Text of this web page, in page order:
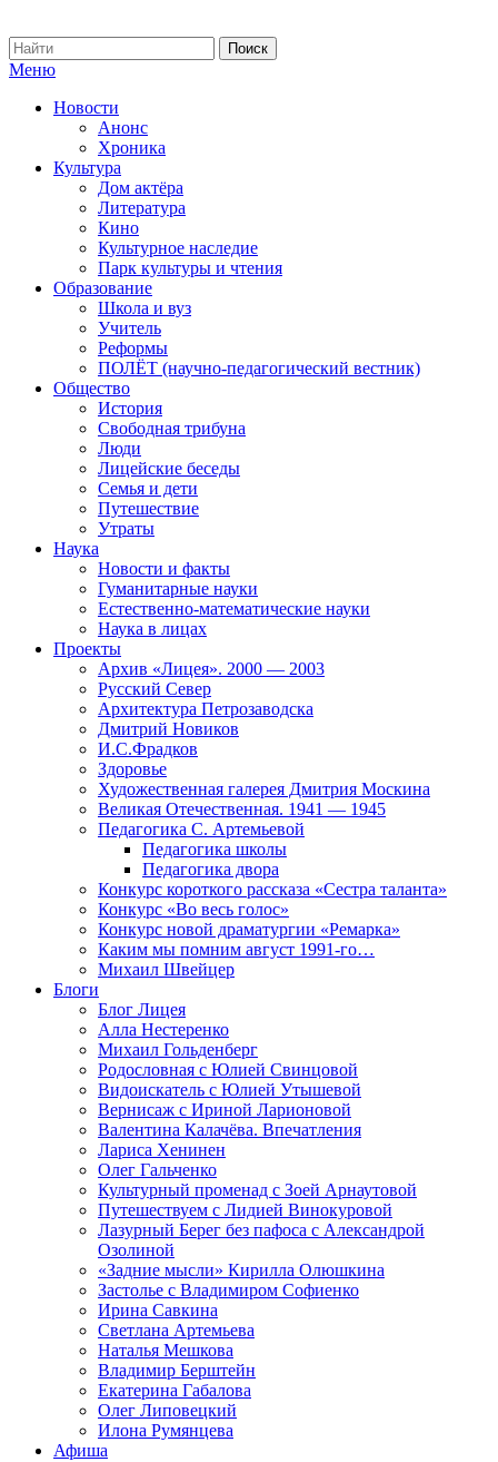
Меню
Новости
Анонс
Хроника
Культура
Дом актёра
Литература
Кино
Культурное наследие
Парк культуры и чтения
Образование
Школа и вуз
Учитель
Реформы
ПОЛЁТ (научно-педагогический вестник)
Общество
История
Свободная трибуна
Люди
Лицейские беседы
Семья и дети
Путешествие
Утраты
Наука
Новости и факты
Гуманитарные науки
Естественно-математические науки
Наука в лицах
Проекты
Архив «Лицея». 2000 — 2003
Русский Север
Архитектура Петрозаводска
Дмитрий Новиков
И.С.Фрадков
Здоровье
Художественная галерея Дмитрия Москина
Великая Отечественная. 1941 — 1945
Педагогика С. Артемьевой
Педагогика школы
Педагогика двора
Конкурс короткого рассказа «Сестра таланта»
Конкурс «Во весь голос»
Конкурс новой драматургии «Ремарка»
Каким мы помним август 1991-го…
Михаил Швейцер
Блоги
Блог Лицея
Алла Нестеренко
Михаил Гольденберг
Родословная с Юлией Свинцовой
Видоискатель с Юлией Утышевой
Вернисаж с Ириной Ларионовой
Валентина Калачёва. Впечатления
Лариса Хенинен
Олег Гальченко
Культурный променад с Зоей Арнаутовой
Путешествуем с Лидией Винокуровой
Лазурный Берег без пафоса с Александрой
Озолиной
«Задние мысли» Кирилла Олюшкина
Застолье с Владимиром Софиенко
Ирина Савкина
Светлана Артемьева
Наталья Мешкова
Владимир Берштейн
Екатерина Габалова
Олег Липовецкий
Илона Румянцева
Афиша